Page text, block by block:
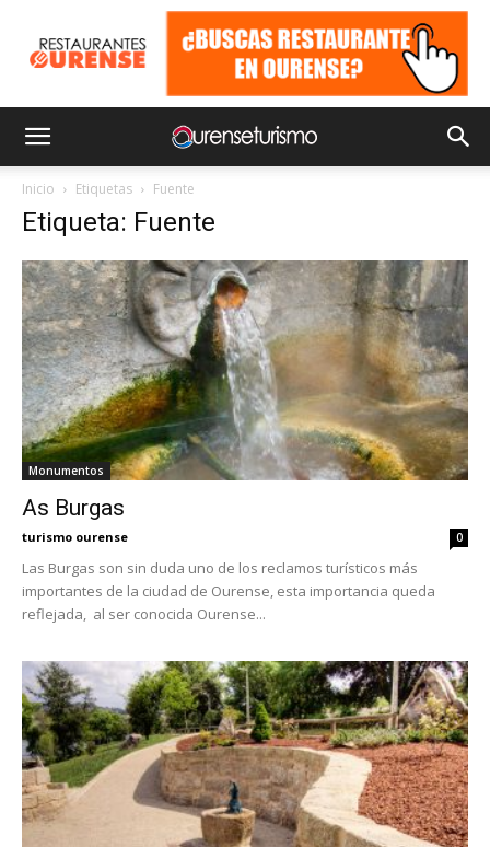
Inicio Etiquetas Fuente
Etiqueta: Fuente
Monumentos
As Burgas
turismo ourense 0
Las Burgas son sin duda uno de los reclamos turísticos más
importantes de la ciudad de Ourense, esta importancia queda
reflejada, al ser conocida Ourense...